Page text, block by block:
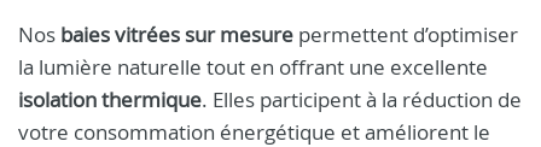
Nos baies vitrées sur mesure permettent d’optimiser
la lumière naturelle tout en offrant une excellente
isolation thermique. Elles participent à la réduction de
votre consommation énergétique et améliorent le